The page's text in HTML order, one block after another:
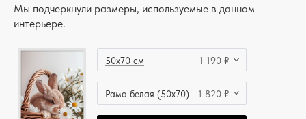
Мы подчеркнули размеры, используемые в данном
интерьере.
50x70 см 1 190 ₽
Рама белая (50x70) 1 820 ₽